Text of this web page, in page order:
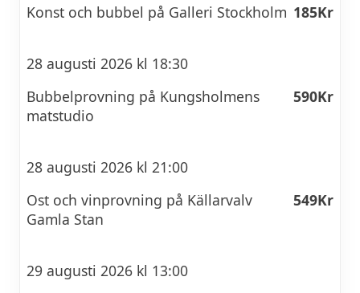
Konst och bubbel på Galleri Stockholm 185Kr
28 augusti 2026 kl 18:30
Bubbelprovning på Kungsholmens
matstudio
590Kr
28 augusti 2026 kl 21:00
Ost och vinprovning på Källarvalv
Gamla Stan
549Kr
29 augusti 2026 kl 13:00